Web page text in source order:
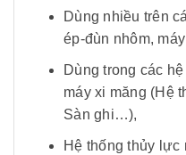
Dùng nhiều trên
ép-đùn nhôm,
Dùng trong các
máy xi măng (Hệ
Sàn ghi…),
Hệ thống thủy lực